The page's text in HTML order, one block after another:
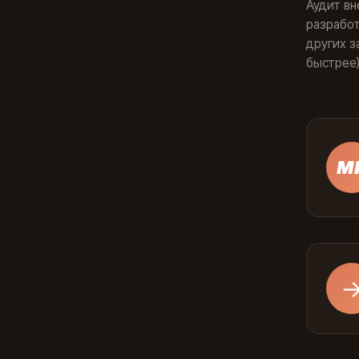
Аудит
других